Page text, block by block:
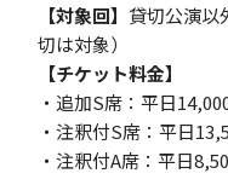
【対象回】 貸切公演以
切は対象）
【チケット料金】
・追加S席：平日
・注釈付S席：平日
・注釈付A席：平日